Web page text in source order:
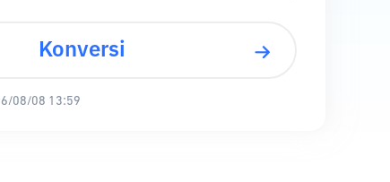
Konversi
08/08 13:59